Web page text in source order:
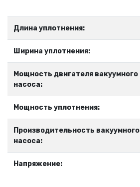
Длина уплотнения:
Ширина уплотнения:
Мощность двигателя вакуумного
насоса:
Мощность уплотнения:
Производительность вакуумного
насоса:
Напряжение: